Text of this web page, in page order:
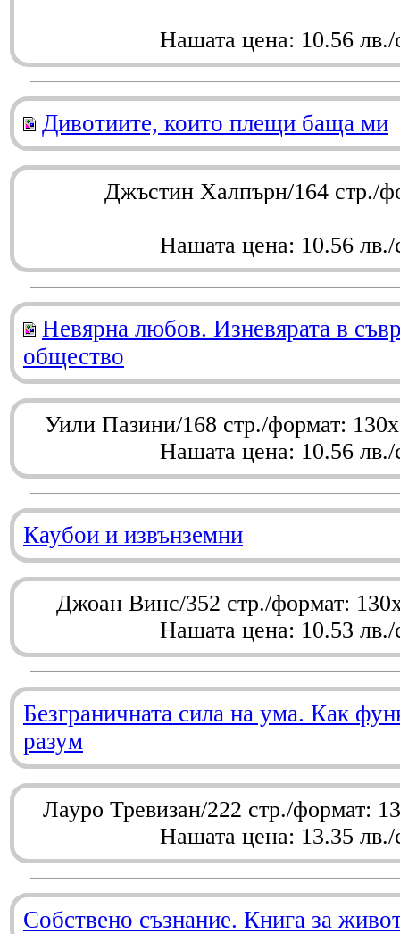
Нашата цена: 10.56 лв./
Дивотиите, които плещи баща ми
Джъстин Халпърн/164 стр./
Нашата цена: 10.56 лв./
Невярна любов. Изневярата в
общество
Уили Пазини/168 стр./формат:
Нашата цена: 10.56 лв./
Каубои и извънземни
Джоан Винс/352 стр./формат:
Нашата цена: 10.53 лв./
Безграничната сила на ума. Как
разум
Лауро Тревизан/222 стр./формат:
Нашата цена: 13.35 лв./
Собствено съзнание. Книга за